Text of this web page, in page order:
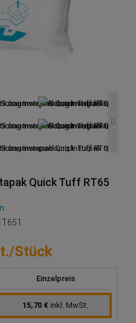
Quick Tuff RT65
Stück
Einzelpreis
15,70 € inkl. MwSt.